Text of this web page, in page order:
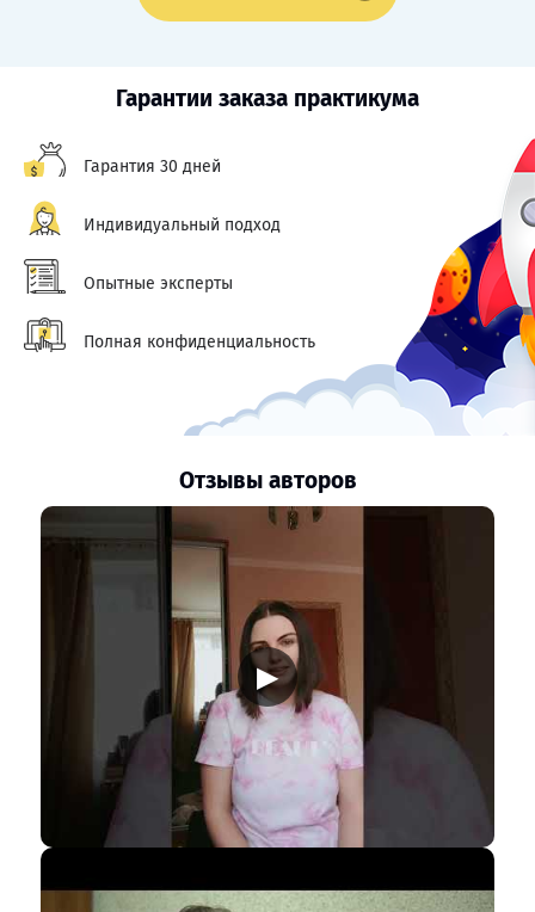
Гарантии заказа практикума
Гарантия 30 дней
Индивидуальный подход
Опытные эксперты
Полная конфиденциальность
Отзывы авторов
▶